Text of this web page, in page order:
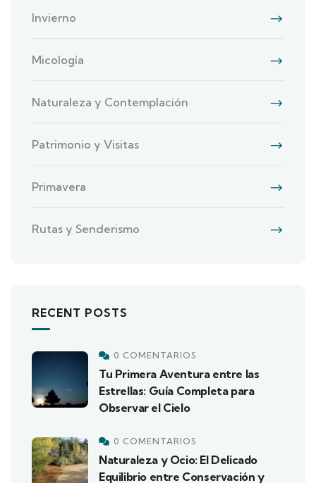
Invierno
Micología
Naturaleza y Contemplación
Patrimonio y Visitas
Primavera
Rutas y Senderismo
RECENT POSTS
0 COMENTARIOS
Tu Primera Aventura entre las
Estrellas: Guía Completa para
Observar el Cielo
0 COMENTARIOS
Naturaleza y Ocio: El Delicado
Equilibrio entre Conservación y